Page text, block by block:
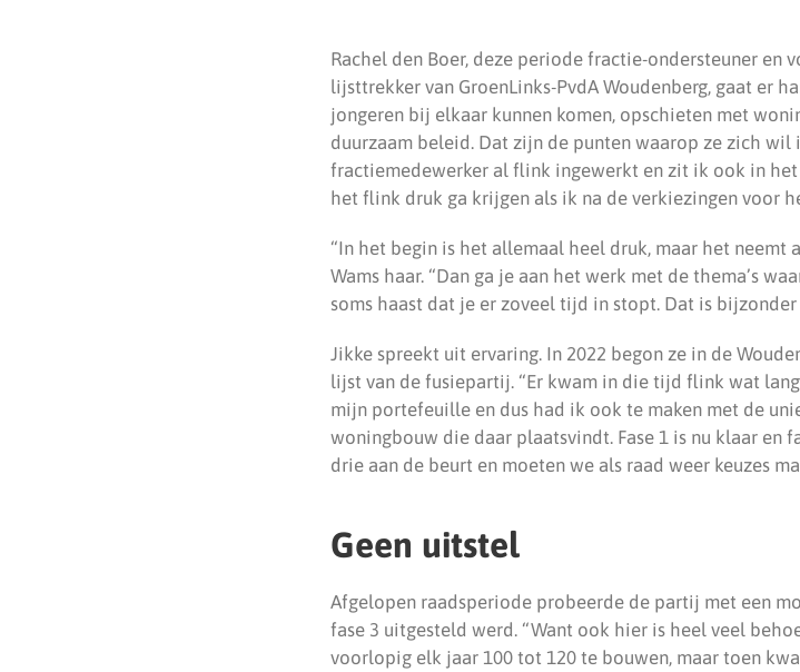
Rachel den Boer, deze periode fractie-ondersteuner en
lijsttrekker van GroenLinks-PvdA Woudenberg, gaat er
jongeren bij elkaar kunnen komen, opschieten met
duurzaam beleid. Dat zijn de punten waarop ze zich wil
fractiemedewerker al flink ingewerkt en zit ik ook in
het flink druk ga krijgen als ik na de verkiezingen voor
“In het begin is het allemaal heel druk, maar het neemt
Wams haar. “Dan ga je aan het werk met de thema’s
soms haast dat je er zoveel tijd in stopt. Dat is bijzonder
Jikke spreekt uit ervaring. In 2022 begon ze in de
lijst van de fusiepartij. “Er kwam in die tijd flink wat
mijn portefeuille en dus had ik ook te maken met de
woningbouw die daar plaatsvindt. Fase 1 is nu klaar en
drie aan de beurt en moeten we als raad weer keuzes
Geen uitstel
Afgelopen raadsperiode probeerde de partij met een
fase 3 uitgesteld werd. “Want ook hier is heel veel
voorlopig elk jaar 100 tot 120 te bouwen, maar toen